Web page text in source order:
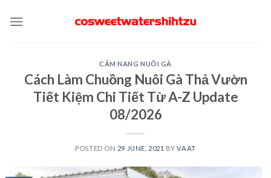
CẨM NANG NUÔI GÀ
Cách Làm Chuồng Nuôi Gà Thả Vườn
Tiết Kiệm Chi Tiết Từ A-Z Update
08/2026
POSTED ON 29 JUNE, 2021 BYVAAT